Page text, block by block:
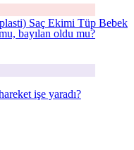
bayılan oldu mu?
işe yaradı?
Saç Ekimi Tüp Bebek